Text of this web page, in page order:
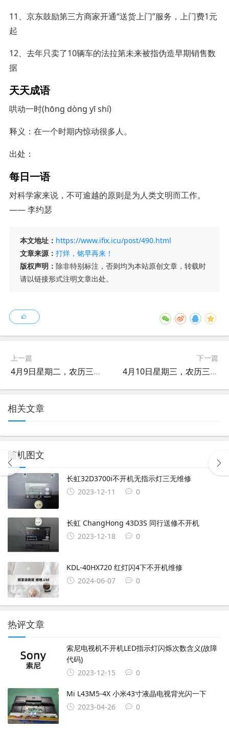
11、京东鼓励第三方商家开通“送货上门”服务，上门费1元
起
12、去年只卖了10辆车的法拉第未来被指伪造早期销售数
据
天天成语
哄动一时(hōng dòng yī shí)
释义：在一个时期内惊动很多人。
出处：
每日一语
对科学家来说，不可逾越的原则是为人类文明而工作。
—— 李约瑟
本文地址： https://www.ifix.icu/post/490.html
文章来源： 打烊，铭早再来！
版权声明： 除非特别标注，否则均为本站原创文章，转载时
请以链接形式注明文章出处。
上一篇
4月9日星期二，农历三月月初一，工作愉快，平安喜乐
下一篇
4月10日星期三，农历三月月初二，工作愉快，平安喜乐
相关文章
随机图文
长虹32D3700i不开机无指示灯三无维修
2023-12-11
0
长虹 ChangHong 43D3S 同行送修不开机
2023-12-18
0
KDL-40HX720 红灯闪4下不开机维修
2024-06-07
0
热评文章
索尼电视机不开机LED指示灯闪烁次数含义(故障
代码)
2023-12-15
0
Mi L43M5-4X 小米43寸液晶电视背光闪一下
2023-04-26
0